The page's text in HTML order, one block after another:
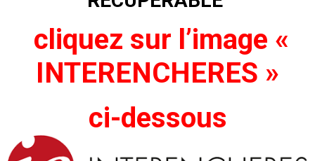
cliquez sur l’image «
INTERENCHERES »
ci-dessous